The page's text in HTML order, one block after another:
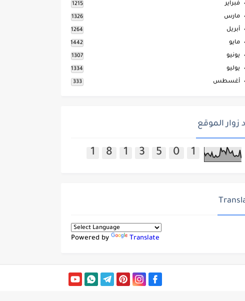
فبراير 1215
مارس 1326
أبريل 1264
مايو 1442
يونيو 1307
يوليو 1334
أغسطس 333
زوار الموقع
1 8 1 3 5 0 1
Powered by Translate